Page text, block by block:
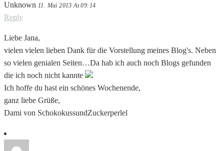
Unknown 11. Mai 2013 At 09:14
Reply
Liebe Jana,
vielen vielen lieben Dank für die Vorstellung meines Blog's. Neben
so vielen genialen Seiten…Da hab ich auch noch Blogs gefunden
die ich noch nicht kannte
Ich hoffe du hast ein schönes Wochenende,
ganz liebe Grüße,
Dami von SchokokussundZuckerperlel